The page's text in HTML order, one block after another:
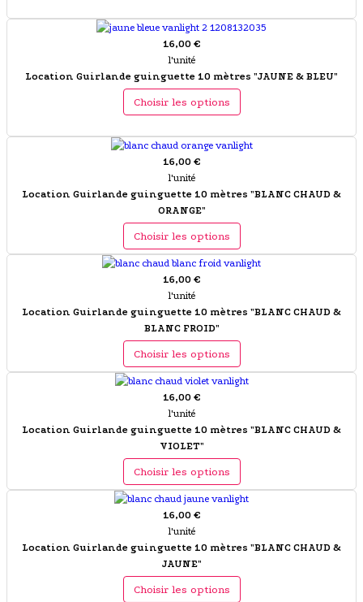
16,00 €
l'unité
Location Guirlande guinguette 10 mètres "JAUNE & BLEU"
Choisir les options
16,00 €
l'unité
Location Guirlande guinguette 10 mètres "BLANC CHAUD &
ORANGE"
Choisir les options
16,00 €
l'unité
Location Guirlande guinguette 10 mètres "BLANC CHAUD &
BLANC FROID"
Choisir les options
16,00 €
l'unité
Location Guirlande guinguette 10 mètres "BLANC CHAUD &
VIOLET"
Choisir les options
16,00 €
l'unité
Location Guirlande guinguette 10 mètres "BLANC CHAUD &
JAUNE"
Choisir les options